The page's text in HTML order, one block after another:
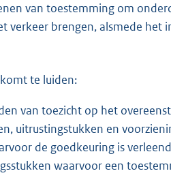
van toestemming om
verkeer brengen, alsmede het
te luiden:
van toezicht op het
uitrustingstukken en
de goedkeuring is
waarvoor een